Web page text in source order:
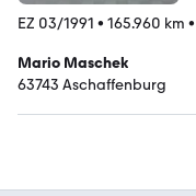
EZ 03/1991 • 165.960 km •
Mario Maschek
63743 Aschaffenburg